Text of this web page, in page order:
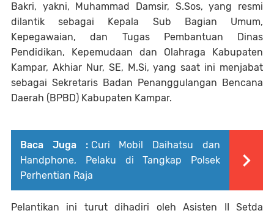
Bakri, yakni, Muhammad Damsir, S.Sos, yang resmi
dilantik sebagai Kepala Sub Bagian Umum,
Kepegawaian, dan Tugas Pembantuan Dinas
Pendidikan, Kepemudaan dan Olahraga Kabupaten
Kampar, Akhiar Nur, SE, M.Si, yang saat ini menjabat
sebagai Sekretaris Badan Penanggulangan Bencana
Daerah (BPBD) Kabupaten Kampar.
Baca Juga : Curi Mobil Daihatsu dan
Handphone, Pelaku di Tangkap Polsek
Perhentian Raja
Pelantikan ini turut dihadiri oleh Asisten II Setda